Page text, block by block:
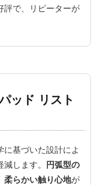
評で、リピーターが
ッド リスト
基づいた設計によ
します。
円弧型の
柔らかい触り心地が